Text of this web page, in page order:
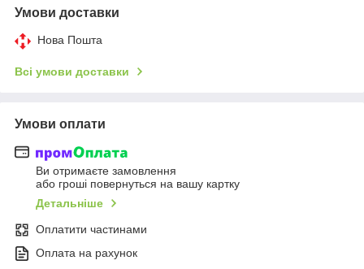
Умови доставки
Нова Пошта
Всі умови доставки
Умови оплати
Ви отримаєте замовлення
або гроші повернуться на вашу картку
Детальніше
Оплатити частинами
Оплата на рахунок